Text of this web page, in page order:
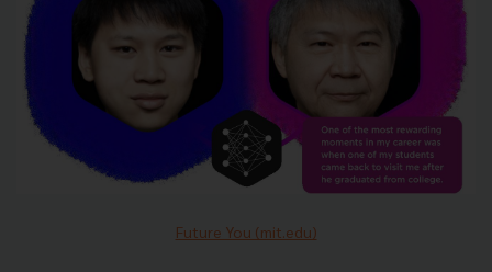
Future You (mit.edu)